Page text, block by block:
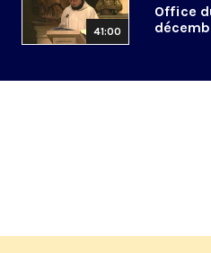
41:00
Office